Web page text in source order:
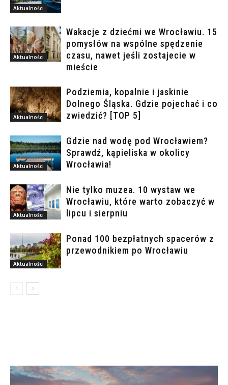
Aktualności
Aktualności
Wakacje z dziećmi we Wrocławiu. 15
pomysłów na wspólne spędzenie
czasu, nawet jeśli zostajecie w
mieście
Aktualności
Podziemia, kopalnie i jaskinie
Dolnego Śląska. Gdzie pojechać i co
zwiedzić? [TOP 5]
Aktualności
Gdzie nad wodę pod Wrocławiem?
Sprawdź, kąpieliska w okolicy
Wrocławia!
Aktualności
Nie tylko muzea. 10 wystaw we
Wrocławiu, które warto zobaczyć w
lipcu i sierpniu
Aktualności
Ponad 100 bezpłatnych spacerów z
przewodnikiem po Wrocławiu